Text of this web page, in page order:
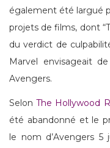
également été largué
projets de films, dont
du verdict de
Marvel envisageait de
Avengers.
SelonThe Hollywood
été abandonné et le
le nom d’Avengers 5